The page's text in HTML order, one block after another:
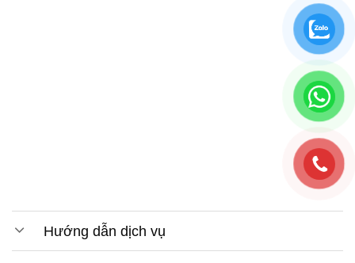
Hướng dẫn dịch vụ